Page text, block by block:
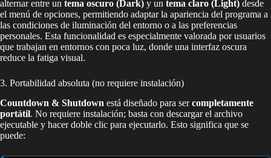
alternar entre un tema oscuro (Dark) y un tema claro (Light) desde
el menú de opciones, permitiendo adaptar la apariencia del programa a
las condiciones de iluminación del entorno o a las preferencias
personales. Esta funcionalidad es especialmente valorada por usuarios
que trabajan en entornos con poca luz, donde una interfaz oscura
reduce la fatiga visual.
3. Portabilidad absoluta (no requiere instalación)
Countdown & Shutdown está diseñado para sercompletamente
portátil. No requiere instalación; basta con descargar el archivo
ejecutable y hacer doble clic para ejecutarlo. Esto significa que se
puede: